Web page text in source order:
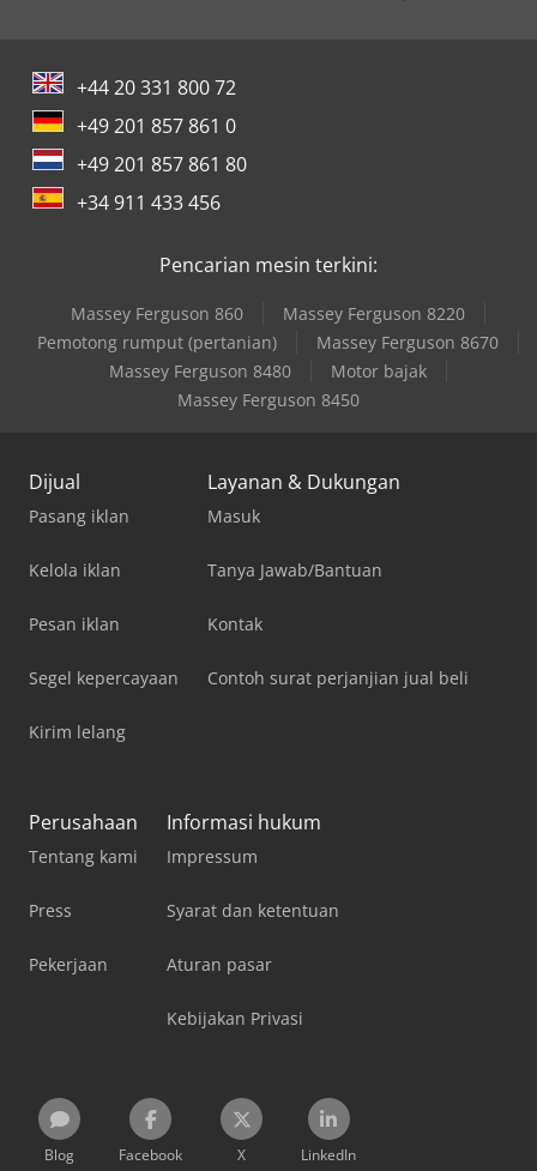
+44 20 331 800 72
+49 201 857 861 0
+49 201 857 861 80
+34 911 433 456
Pencarian mesin terkini:
Massey Ferguson 860
Massey Ferguson 8220
Pemotong rumput (pertanian)
Massey Ferguson 8670
Massey Ferguson 8480
Motor bajak
Massey Ferguson 8450
Dijual
Pasang iklan
Kelola iklan
Pesan iklan
Segel kepercayaan
Kirim lelang
Layanan & Dukungan
Masuk
Tanya Jawab/Bantuan
Kontak
Contoh surat perjanjian jual beli
Perusahaan
Tentang kami
Press
Pekerjaan
Informasi hukum
Impressum
Syarat dan ketentuan
Aturan pasar
Kebijakan Privasi
Blog Facebook X LinkedIn